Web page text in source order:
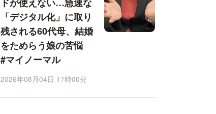
「デジタル化」に取り
残される60代母、結婚
をためらう娘の苦悩
#マイノーマル
2026年08月04日 17時00分